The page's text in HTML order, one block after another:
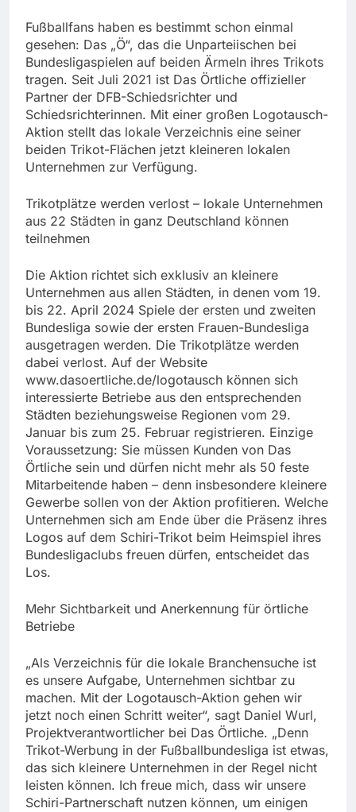
Fußballfans haben es bestimmt schon einmal
gesehen: Das „Ö“, das die Unparteiischen bei
Bundesligaspielen auf beiden Ärmeln ihres Trikots
tragen. Seit Juli 2021 ist Das Örtliche offizieller
Partner der DFB-Schiedsrichter und
Schiedsrichterinnen. Mit einer großen Logotausch-
Aktion stellt das lokale Verzeichnis eine seiner
beiden Trikot-Flächen jetzt kleineren lokalen
Unternehmen zur Verfügung.
Trikotplätze werden verlost – lokale Unternehmen
aus 22 Städten in ganz Deutschland können
teilnehmen
Die Aktion richtet sich exklusiv an kleinere
Unternehmen aus allen Städten, in denen vom 19.
bis 22. April 2024 Spiele der ersten und zweiten
Bundesliga sowie der ersten Frauen-Bundesliga
ausgetragen werden. Die Trikotplätze werden
dabei verlost. Auf der Website
www.dasoertliche.de/logotausch können sich
interessierte Betriebe aus den entsprechenden
Städten beziehungsweise Regionen vom 29.
Januar bis zum 25. Februar registrieren. Einzige
Voraussetzung: Sie müssen Kunden von Das
Örtliche sein und dürfen nicht mehr als 50 feste
Mitarbeitende haben – denn insbesondere kleinere
Gewerbe sollen von der Aktion profitieren. Welche
Unternehmen sich am Ende über die Präsenz ihres
Logos auf dem Schiri-Trikot beim Heimspiel ihres
Bundesligaclubs freuen dürfen, entscheidet das
Los.
Mehr Sichtbarkeit und Anerkennung für örtliche
Betriebe
„Als Verzeichnis für die lokale Branchensuche ist
es unsere Aufgabe, Unternehmen sichtbar zu
machen. Mit der Logotausch-Aktion gehen wir
jetzt noch einen Schritt weiter“, sagt Daniel Wurl,
Projektverantwortlicher bei Das Örtliche. „Denn
Trikot-Werbung in der Fußballbundesliga ist etwas,
das sich kleinere Unternehmen in der Regel nicht
leisten können. Ich freue mich, dass wir unsere
Schiri-Partnerschaft nutzen können, um einigen